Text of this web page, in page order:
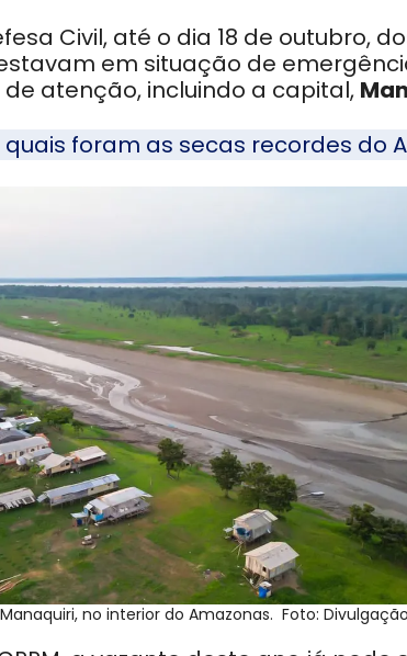
Civil, até o dia 18 de outubro,
em situação de
atenção, incluindo a capital,
quais foram as secas recordes do
no interior do Amazonas. Foto: